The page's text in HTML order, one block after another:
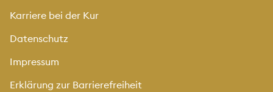
Karriere bei der Kur
Datenschutz
Impressum
Erklärung zur Barrierefreiheit